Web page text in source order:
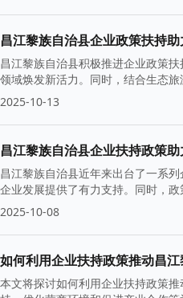
昌江黎族自治县企业政策扶持
昌江黎族自治县积极推进企业政策
领域焕发新活力。同时，结合生态
2025-10-13
昌江黎族自治县企业扶持政策
昌江黎族自治县近年来出台了一系
企业发展提供了有力支持。同时，
2025-10-08
如何利用企业扶持政策推动昌
本文将探讨如何利用企业扶持政策